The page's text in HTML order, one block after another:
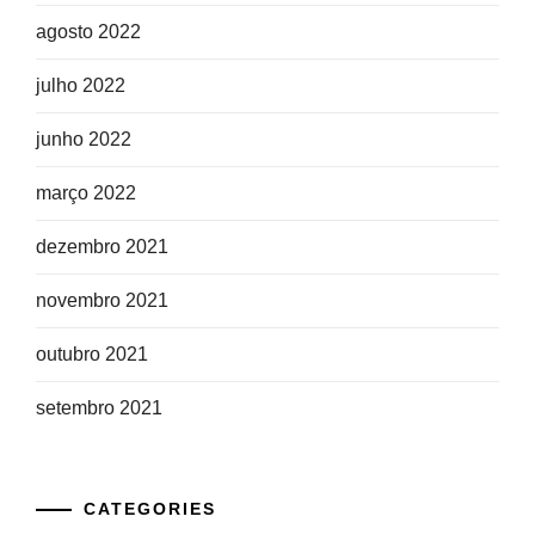
agosto 2022
julho 2022
junho 2022
março 2022
dezembro 2021
novembro 2021
outubro 2021
setembro 2021
CATEGORIES